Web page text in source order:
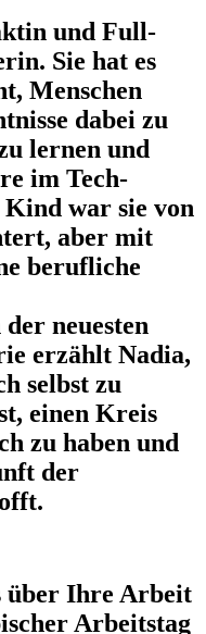
und Full-
Sie hat es
Menschen
dabei zu
lernen und
im Tech-
war sie von
aber mit
berufliche
neuesten
erzählt Nadia,
selbst zu
einen Kreis
zu haben und
der
über Ihre Arbeit
Arbeitstag